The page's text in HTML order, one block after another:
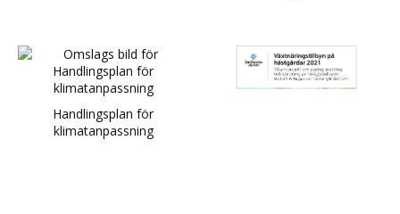
Handlingsplan för
klimatanpassning